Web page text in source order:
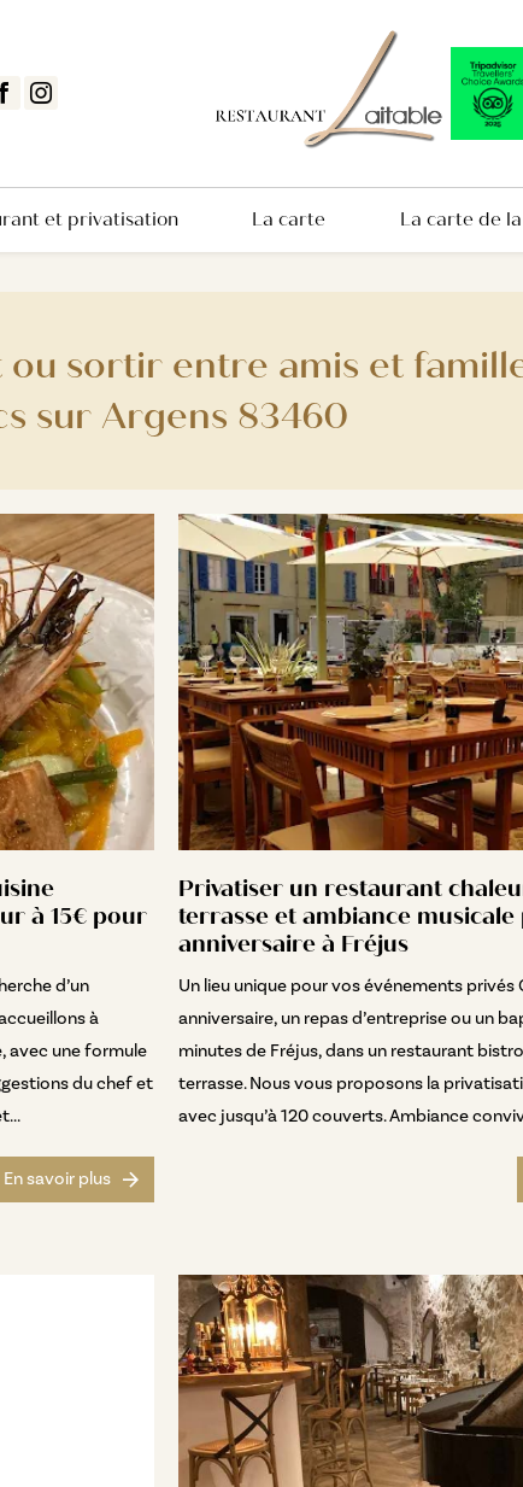
et privatisation La carte La carte de
sortir entre amis et
sur Argens 83460
à 15€ pour
d’un
à
avec une formule
du chef et
En savoir plus
Privatiser un restaurant
terrasse et ambiance
anniversaire à Fréjus
Un lieu unique pour vos événements privés
anniversaire, un repas d’entreprise ou un
minutes de Fréjus, dans un restaurant
terrasse. Nous vous proposons la
avec jusqu’à 120 couverts. Ambiance